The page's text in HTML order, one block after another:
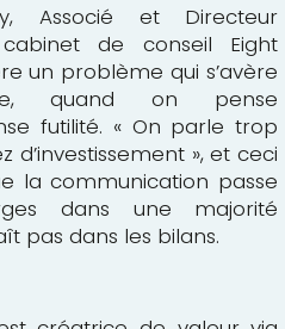
Associé et Directeur
de conseil Eight
un problème qui s’avère
quand on pense
futilité. « On parle trop
», et ceci
la communication passe
dans une majorité
pas dans les bilans.